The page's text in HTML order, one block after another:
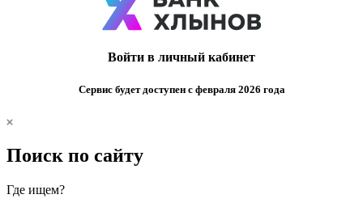
Войти в личный кабинет
Сервис будет доступен с февраля 2026 года
Поиск по сайту
Где ищем?